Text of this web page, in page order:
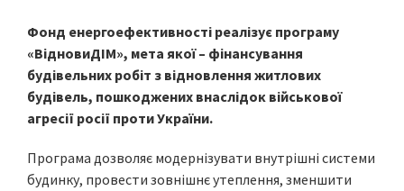
Фонд енергоефективності реалізує програму
«ВідновиДІМ», мета якої – фінансування
будівельних робіт з відновлення житлових
будівель, пошкоджених внаслідок військової
агресії росії проти України.
Програма дозволяє модернізувати внутрішні системи
будинку, провести зовнішнє утеплення, зменшити